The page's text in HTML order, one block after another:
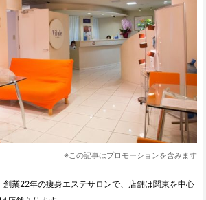
※この記事はプロモーションを含みます
業22年の痩身エステサロンで、店舗は関東を中心